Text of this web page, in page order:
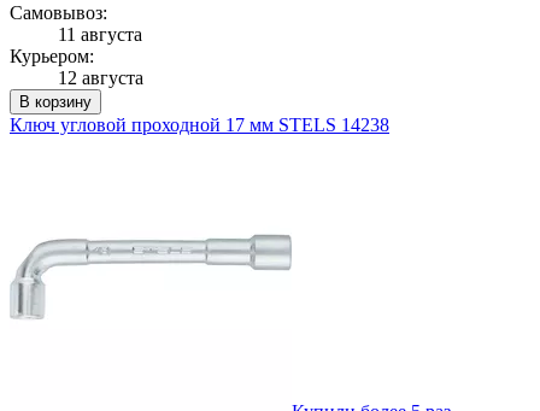
Самовывоз:
11 августа
Курьером:
12 августа
В корзину
Ключ угловой проходной 17 мм STELS 14238